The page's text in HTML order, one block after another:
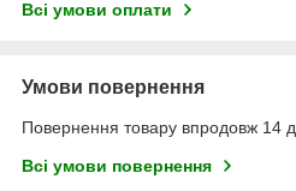
Всі умови оплати
Умови повернення
Повернення товару впродовж 14
Всі умови повернення